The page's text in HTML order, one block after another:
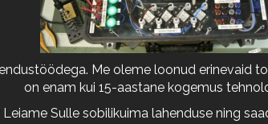
Me oleme loonud erinevaid
on enam kui 15-aastane kogemus
Sulle sobilikuima lahenduse ning